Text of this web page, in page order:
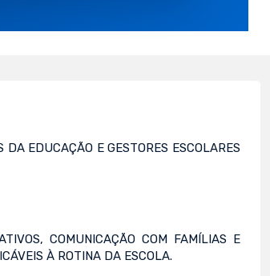
EDUCAÇÃO E GESTORES ESCOLARES
COMUNICAÇÃO COM FAMÍLIAS E
À ROTINA DA ESCOLA.